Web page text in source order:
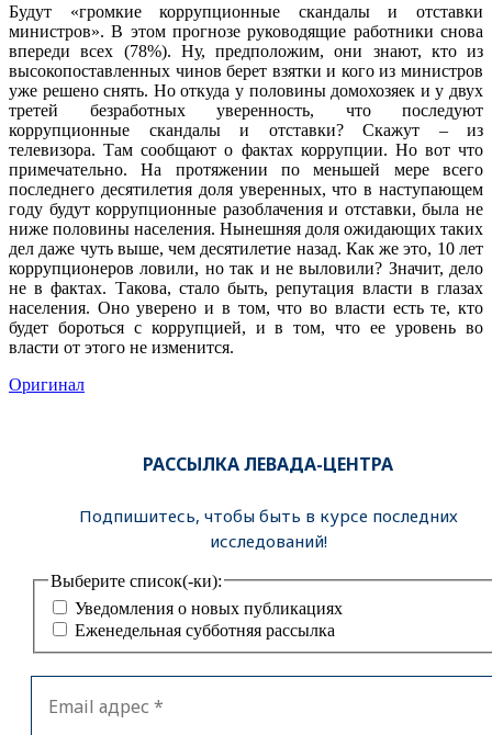
Будут «громкие коррупционные скандалы и отставки
министров». В этом прогнозе руководящие работники снова
впереди всех (78%). Ну, предположим, они знают, кто из
высокопоставленных чинов берет взятки и кого из министров
уже решено снять. Но откуда у половины домохозяек и у двух
третей безработных уверенность, что последуют
коррупционные скандалы и отставки? Скажут – из
телевизора. Там сообщают о фактах коррупции. Но вот что
примечательно. На протяжении по меньшей мере всего
последнего десятилетия доля уверенных, что в наступающем
году будут коррупционные разоблачения и отставки, была не
ниже половины населения. Нынешняя доля ожидающих таких
дел даже чуть выше, чем десятилетие назад. Как же это, 10 лет
коррупционеров ловили, но так и не выловили? Значит, дело
не в фактах. Такова, стало быть, репутация власти в глазах
населения. Оно уверено и в том, что во власти есть те, кто
будет бороться с коррупцией, и в том, что ее уровень во
власти от этого не изменится.
Оригинал
РАССЫЛКА ЛЕВАДА-ЦЕНТРА
Подпишитесь, чтобы быть в курсе последних
исследований!
Выберите список(-ки):
Уведомления о новых публикациях
Еженедельная субботняя рассылка